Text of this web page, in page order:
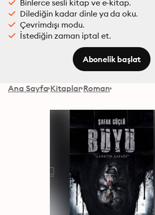
Binlerce sesli kitap ve e-kitap.
Dilediğin kadar dinle ya da oku.
Çevrimdışı modu.
İstediğin zaman iptal et.
Abonelik başlat
Ana Sayfa Kitaplar Roman